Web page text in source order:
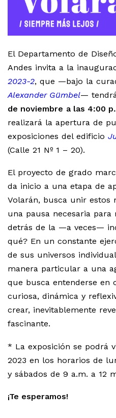
El Departamento de
Andes invita a la
2023-2, que —bajo la
Alexander Gümbel—
de noviembre a las 4:00
realizará la apertura de
exposiciones del edificio
(Calle 21 Nº 1 – 20).
El proyecto de grado
da inicio a una etapa de
Volarán, busca unir estos
una pausa necesaria
detrás de la —a veces—
qué? En un constante
de sus universos
manera particular a una
que busca entenderse en
curiosa, dinámica y
crear, inevitablemente
fascinante.
* La exposición se podrá
2023 en los horarios de
y sábados de 9 a.m. a 12
¡Te esperamos!